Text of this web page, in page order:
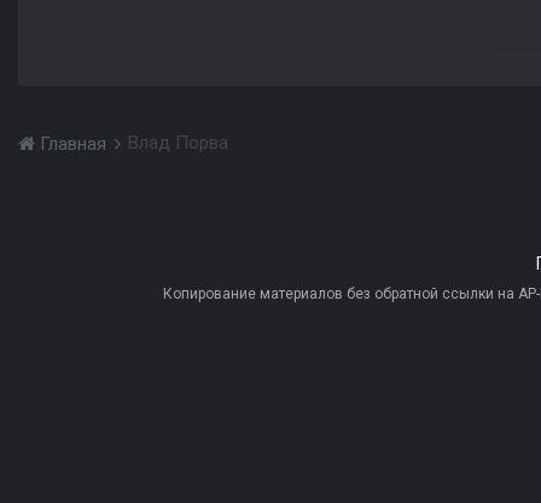
Главная Влад Порва
Копирование материалов без обратной ссылки на